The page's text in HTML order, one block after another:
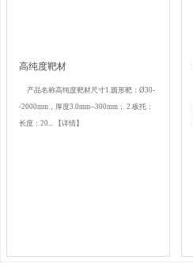
高纯度靶材
产品名称高纯度靶材尺寸1.圆形靶：Ø30-
-2000mm，厚度3.0mm--300mm； 2.板托：
长度：20... 【详情】